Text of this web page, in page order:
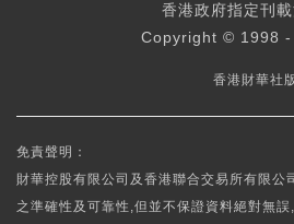
香港政府指定刊
Copyright © 1998 -
香港財華社
免責聲明：
財華控股有限公司及香港聯合交易所有限公
之準確性及可靠性,但並不保證資料絕對無